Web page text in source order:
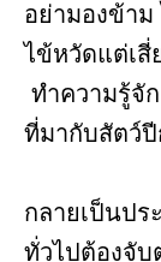
อย่ามองข้าม
ไข้หวัดแต่เสี่
ทำความรู้จั
ที่มากับสัตว์ปี
กลายเป็นป
ทั่วไปต้องจับ